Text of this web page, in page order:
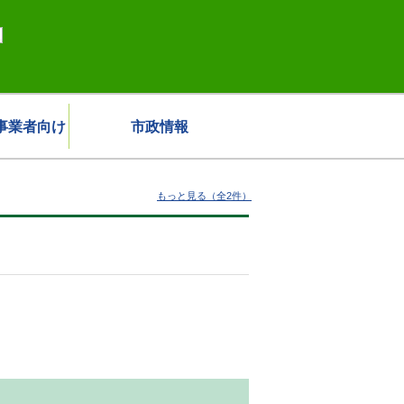
業者向け 市政情報
もっと見る（全2件）